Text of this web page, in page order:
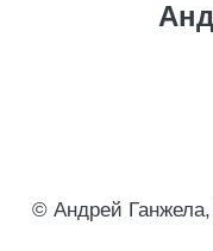
© Андрей Ганжела,